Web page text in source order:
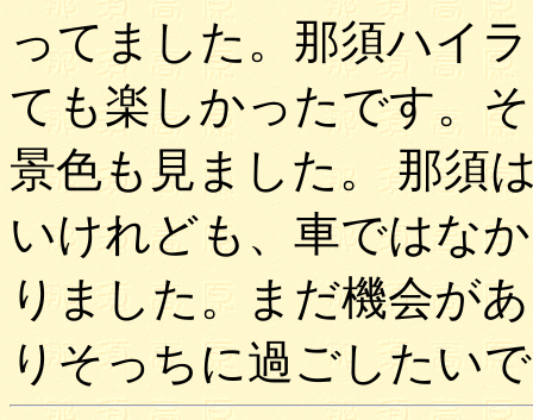
ってました。那須ハイ
ても楽しかったです。
景色も見ました。 那須
いけれども、車ではな
りました。まだ機会が
りそっちに過ごしたい